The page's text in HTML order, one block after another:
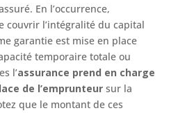
En l’occurrence,
couvrir l’intégralité du capital
garantie est mise en place
temporaire totale ou
l’assurance prend en charge
de l’emprunteur sur la
que le montant de ces